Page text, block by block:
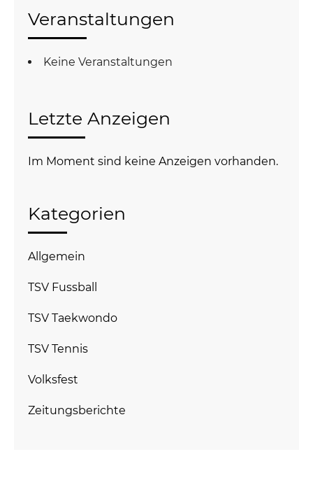
Veranstaltungen
Keine Veranstaltungen
Letzte Anzeigen
Im Moment sind keine Anzeigen vorhanden.
Kategorien
Allgemein
TSV Fussball
TSV Taekwondo
TSV Tennis
Volksfest
Zeitungsberichte